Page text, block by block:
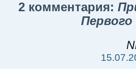
2 комментария: